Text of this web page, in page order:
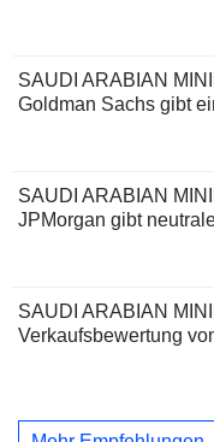
SAUDI ARABIAN
Goldman Sachs gibt
SAUDI ARABIAN
JPMorgan gibt
SAUDI ARABIAN
Verkaufsbewertung